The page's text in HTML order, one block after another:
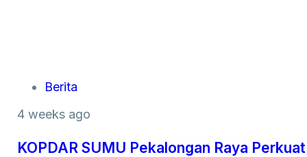
Berita
4 weeks ago
KOPDAR SUMU Pekalongan Raya